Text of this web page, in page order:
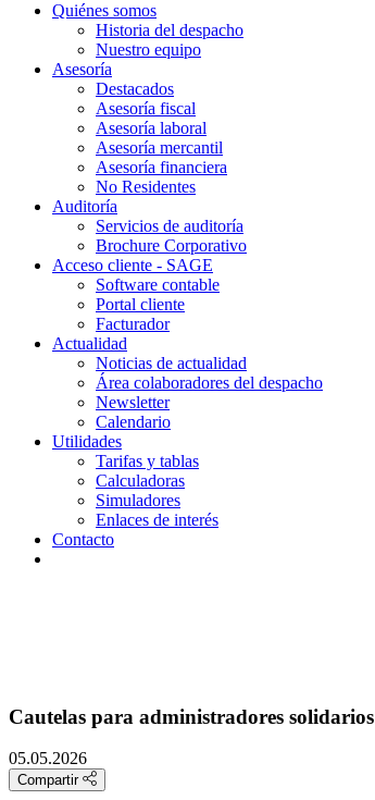
Quiénes somos
Historia del despacho
Nuestro equipo
Asesoría
Destacados
Asesoría fiscal
Asesoría laboral
Asesoría mercantil
Asesoría financiera
No Residentes
Auditoría
Servicios de auditoría
Brochure Corporativo
Acceso cliente - SAGE
Software contable
Portal cliente
Facturador
Actualidad
Noticias de actualidad
Área colaboradores del despacho
Newsletter
Calendario
Utilidades
Tarifas y tablas
Calculadoras
Simuladores
Enlaces de interés
Contacto
Cautelas para administradores solidarios
05.05.2026
Compartir